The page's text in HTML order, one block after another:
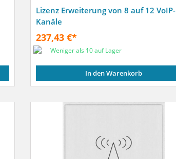
Lizenz Erweiterung von 8 auf 12 VoIP-
Kanäle
237,43 €*
Weniger als 10 auf Lager
In den Warenkorb